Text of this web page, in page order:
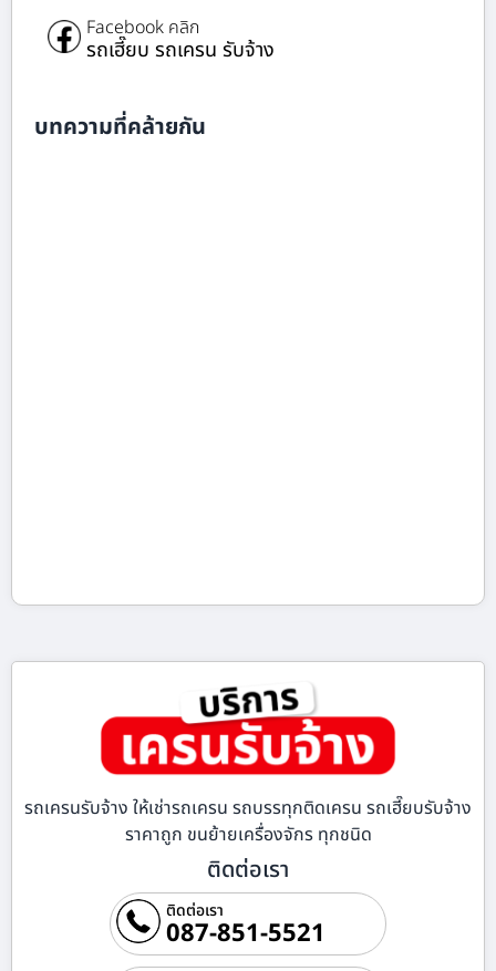
Facebook คลิก
รถเฮี๊ยบ รถเครน รับจ้าง
บทความที่คล้ายกัน
รถเครนรับจ้าง ให้เช่ารถเครน รถบรรทุกติดเครน รถเฮี๊ยบรับจ้าง
ราคาถูก ขนย้ายเครื่องจักร ทุกชนิด
ติดต่อเรา
ติดต่อเรา
087-851-5521